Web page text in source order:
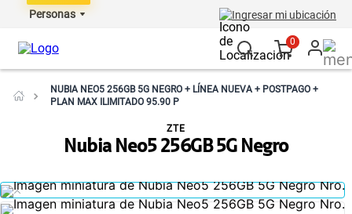
Personas Ingresar mi ubicación
0
NUBIA NEO5 256GB 5G NEGRO + LÍNEA NUEVA + POSTPAGO +
PLAN MAX ILIMITADO 95.90 P
Nubia Neo5 256GB 5G Negro
ZTE